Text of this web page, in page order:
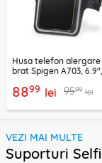
Husa telefon alergare
brat Spigen A703, 6.9",
8899 lei 9599 lei
VEZI MAI MULTE
Suporturi